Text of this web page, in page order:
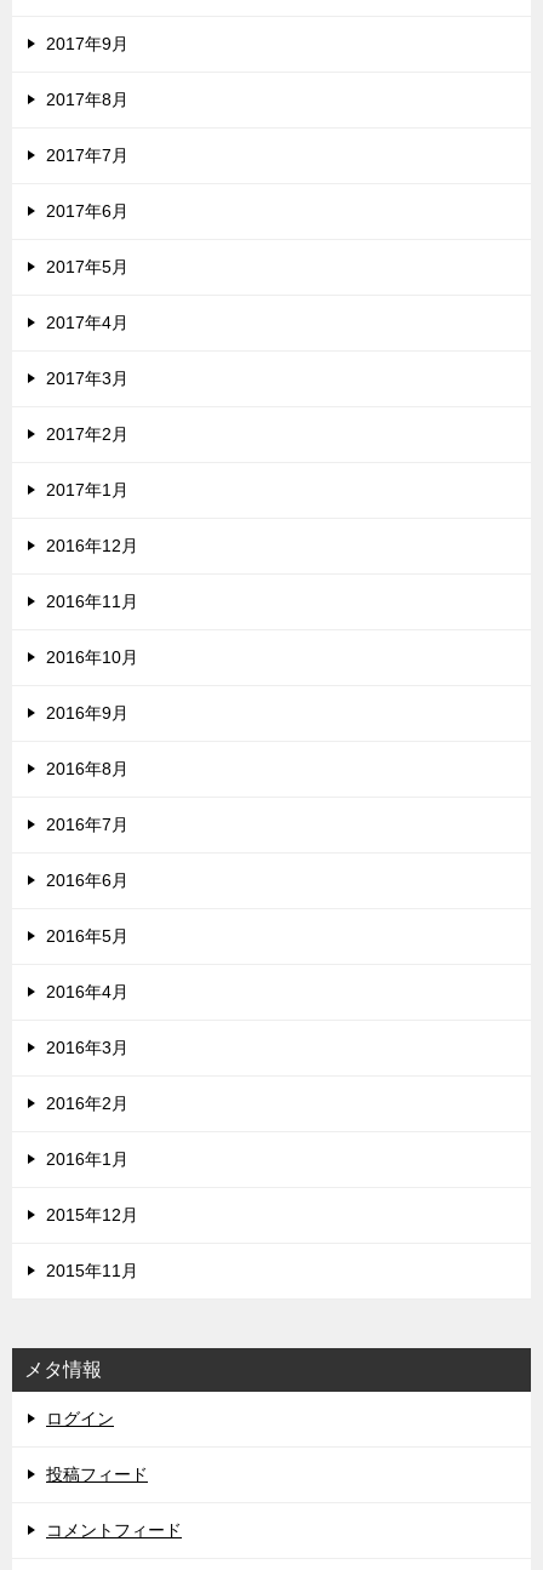
2017年9月
2017年8月
2017年7月
2017年6月
2017年5月
2017年4月
2017年3月
2017年2月
2017年1月
2016年12月
2016年11月
2016年10月
2016年9月
2016年8月
2016年7月
2016年6月
2016年5月
2016年4月
2016年3月
2016年2月
2016年1月
2015年12月
2015年11月
メタ情報
ログイン
投稿フィード
コメントフィード